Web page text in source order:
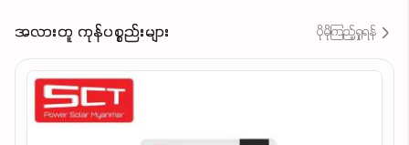
အလားတူ ကုန်ပစ္စည်းများ ပိုမိုကြည့်ရှုရန်